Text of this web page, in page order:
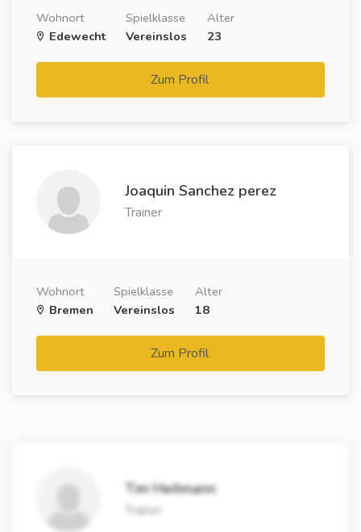
Wohnort
Edewecht
Spielklasse
Vereinslos
Alter
23
Zum Profil
Joaquin Sanchez perez
Trainer
Wohnort
Bremen
Spielklasse
Vereinslos
Alter
18
Zum Profil
Tim Heitmann
Trainer